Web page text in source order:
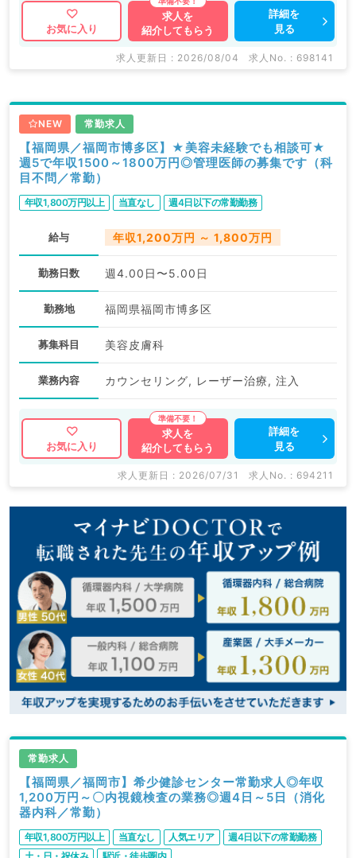
お気に入り
求人を
紹介してもらう
詳細を
見る
求人更新日 : 2026/08/04 求人No. : 698141
NEW 常勤求人
【福岡県／福岡市博多区】★美容未経験でも相談可★
週5で年収1500～1800万円◎管理医師の募集です（科
目不問／常勤）
年収1,800万円以上 当直なし 週4日以下の常勤勤務
給与 年収1,200万円 ～ 1,800万円
勤務日数 週4.00日〜5.00日
勤務地 福岡県福岡市博多区
募集科目 美容皮膚科
業務内容 カウンセリング, レーザー治療, 注入
お気に入り
求人を
紹介してもらう
詳細を
見る
求人更新日 : 2026/07/31 求人No. : 694211
常勤求人
【福岡県／福岡市】希少健診センター常勤求人◎年収
1,200万円～〇内視鏡検査の業務◎週4日～5日（消化
器内科／常勤）
年収1,800万円以上 当直なし 人気エリア
週4日以下の常勤勤務